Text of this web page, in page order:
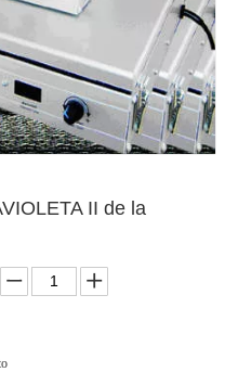
II de la